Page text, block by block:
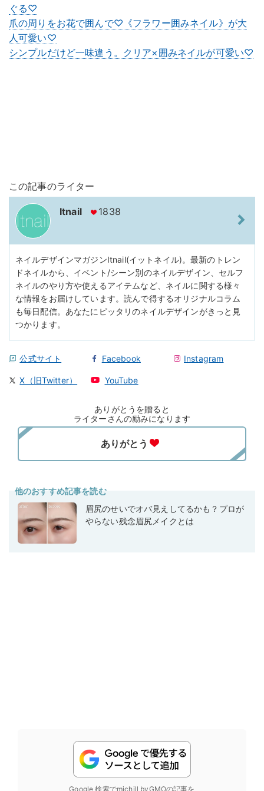
ぐる♡
爪の周りをお花で囲んで♡《フラワー囲みネイル》が大
人可愛い♡
シンプルだけど一味違う。クリア×囲みネイルが可愛い♡
この記事のライター
Itnail 1838
ネイルデザインマガジンItnail(イットネイル)。最新のトレン
ドネイルから、イベント/シーン別のネイルデザイン、セルフ
ネイルのやり方や使えるアイテムなど、ネイルに関する様々
な情報をお届けしています。読んで得するオリジナルコラム
も毎日配信。あなたにピッタリのネイルデザインがきっと見
つかります。
公式サイト Facebook Instagram
X（旧Twitter） YouTube
ありがとうを贈ると
ライターさんの励みになります
他のおすすめ記事を読む
眉尻のせいでオバ見えしてるかも？プロが
やらない残念眉尻メイクとは
Google 検索でmichill byGMOの記事を